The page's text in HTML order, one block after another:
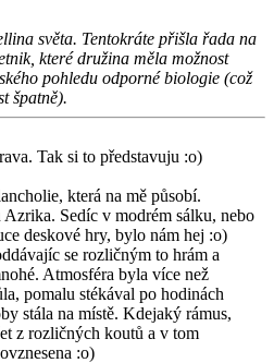
světa. Tentokráte přišla řada na
které družina měla možnost
pohledu odporné biologie (což
špatně).
Tak si to představuju :o)
která na mě působí.
Sedíc v modrém sálku, nebo
deskové hry, bylo nám hej :o)
se rozličným to hrám a
Atmosféra byla více než
pomalu stékával po hodinách
stála na místě. Kdejaký rámus,
z rozličných koutů a v tom
:o)